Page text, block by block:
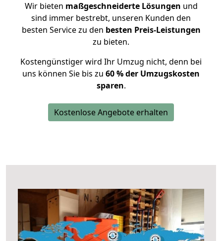
Wir bieten maßgeschneiderte Lösungen und
sind immer bestrebt, unseren Kunden den
besten Service zu den besten Preis-Leistungen
zu bieten.
Kostengünstiger wird Ihr Umzug nicht, denn bei
uns können Sie bis zu 60 % der Umzugskosten
sparen.
Kostenlose Angebote erhalten